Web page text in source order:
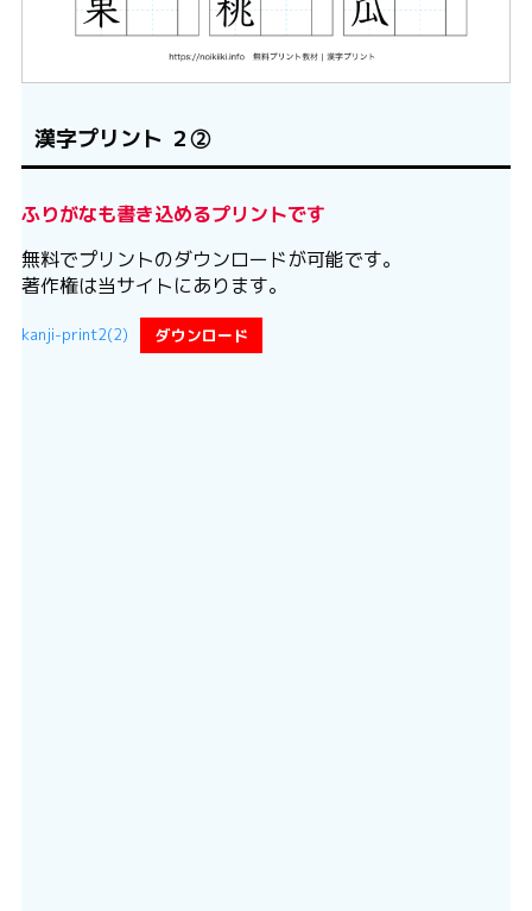
漢字プリント ２②
ふりがなも書き込めるプリントです
無料でプリントのダウンロードが可能です。
著作権は当サイトにあります。
kanji-print2(2) ダウンロード